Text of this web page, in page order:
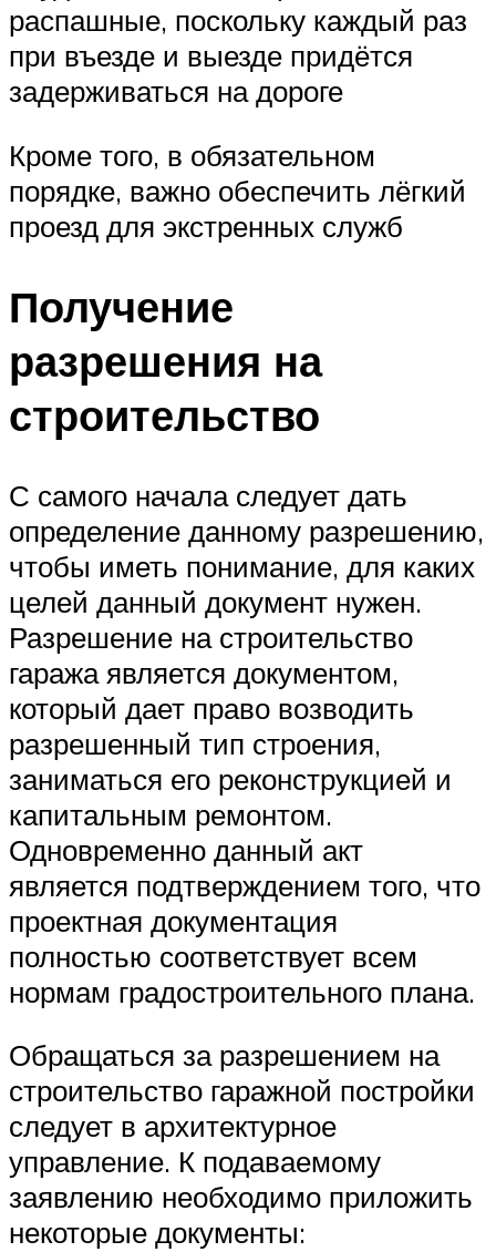
распашные, поскольку каждый раз
при въезде и выезде придётся
задерживаться на дороге
Кроме того, в обязательном
порядке, важно обеспечить лёгкий
проезд для экстренных служб
Получение
разрешения на
строительство
С самого начала следует дать
определение данному разрешению,
чтобы иметь понимание, для каких
целей данный документ нужен.
Разрешение на строительство
гаража является документом,
который дает право возводить
разрешенный тип строения,
заниматься его реконструкцией и
капитальным ремонтом.
Одновременно данный акт
является подтверждением того, что
проектная документация
полностью соответствует всем
нормам градостроительного плана.
Обращаться за разрешением на
строительство гаражной постройки
следует в архитектурное
управление. К подаваемому
заявлению необходимо приложить
некоторые документы: